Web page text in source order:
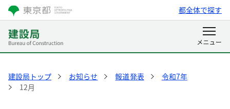
都全体で探す
建設局トップ お知らせ 報道発表
令和7年
12月